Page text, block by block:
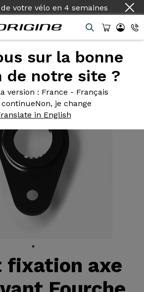
votre vélo en 4 semaines
sur la bonne
de notre site ?
version : France - Français
continueNon, je change
in English
> Insert fixation axe
fixation axe